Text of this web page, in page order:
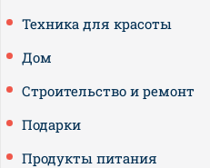
Техника для красоты
Дом
Строительство и ремонт
Подарки
Продукты питания